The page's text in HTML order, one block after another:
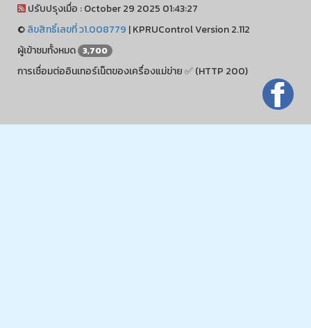
ปรับปรุงเมื่อ : October 29 2025 01:43:27
©ลิขสิทธิ์เลขที่ ว1.008779 |KPRUControl Version 2.112
ผู้เข้าชมทั้งหมด 3,700
การเชื่อมต่ออินเทอร์เน็ตของเครื่องแม่ข่าย ✅ (HTTP 200)